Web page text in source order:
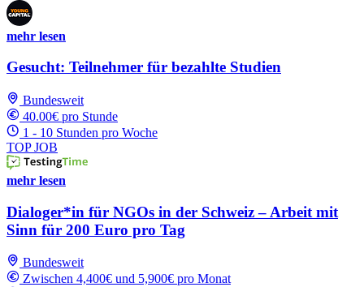
mehr lesen
Gesucht: Teilnehmer für bezahlte Studien
Bundesweit
40.00€ pro Stunde
1 - 10 Stunden pro Woche
TOP JOB
mehr lesen
Dialoger*in für NGOs in der Schweiz – Arbeit mit
Sinn für 200 Euro pro Tag
Bundesweit
Zwischen 4,400€ und 5,900€ pro Monat